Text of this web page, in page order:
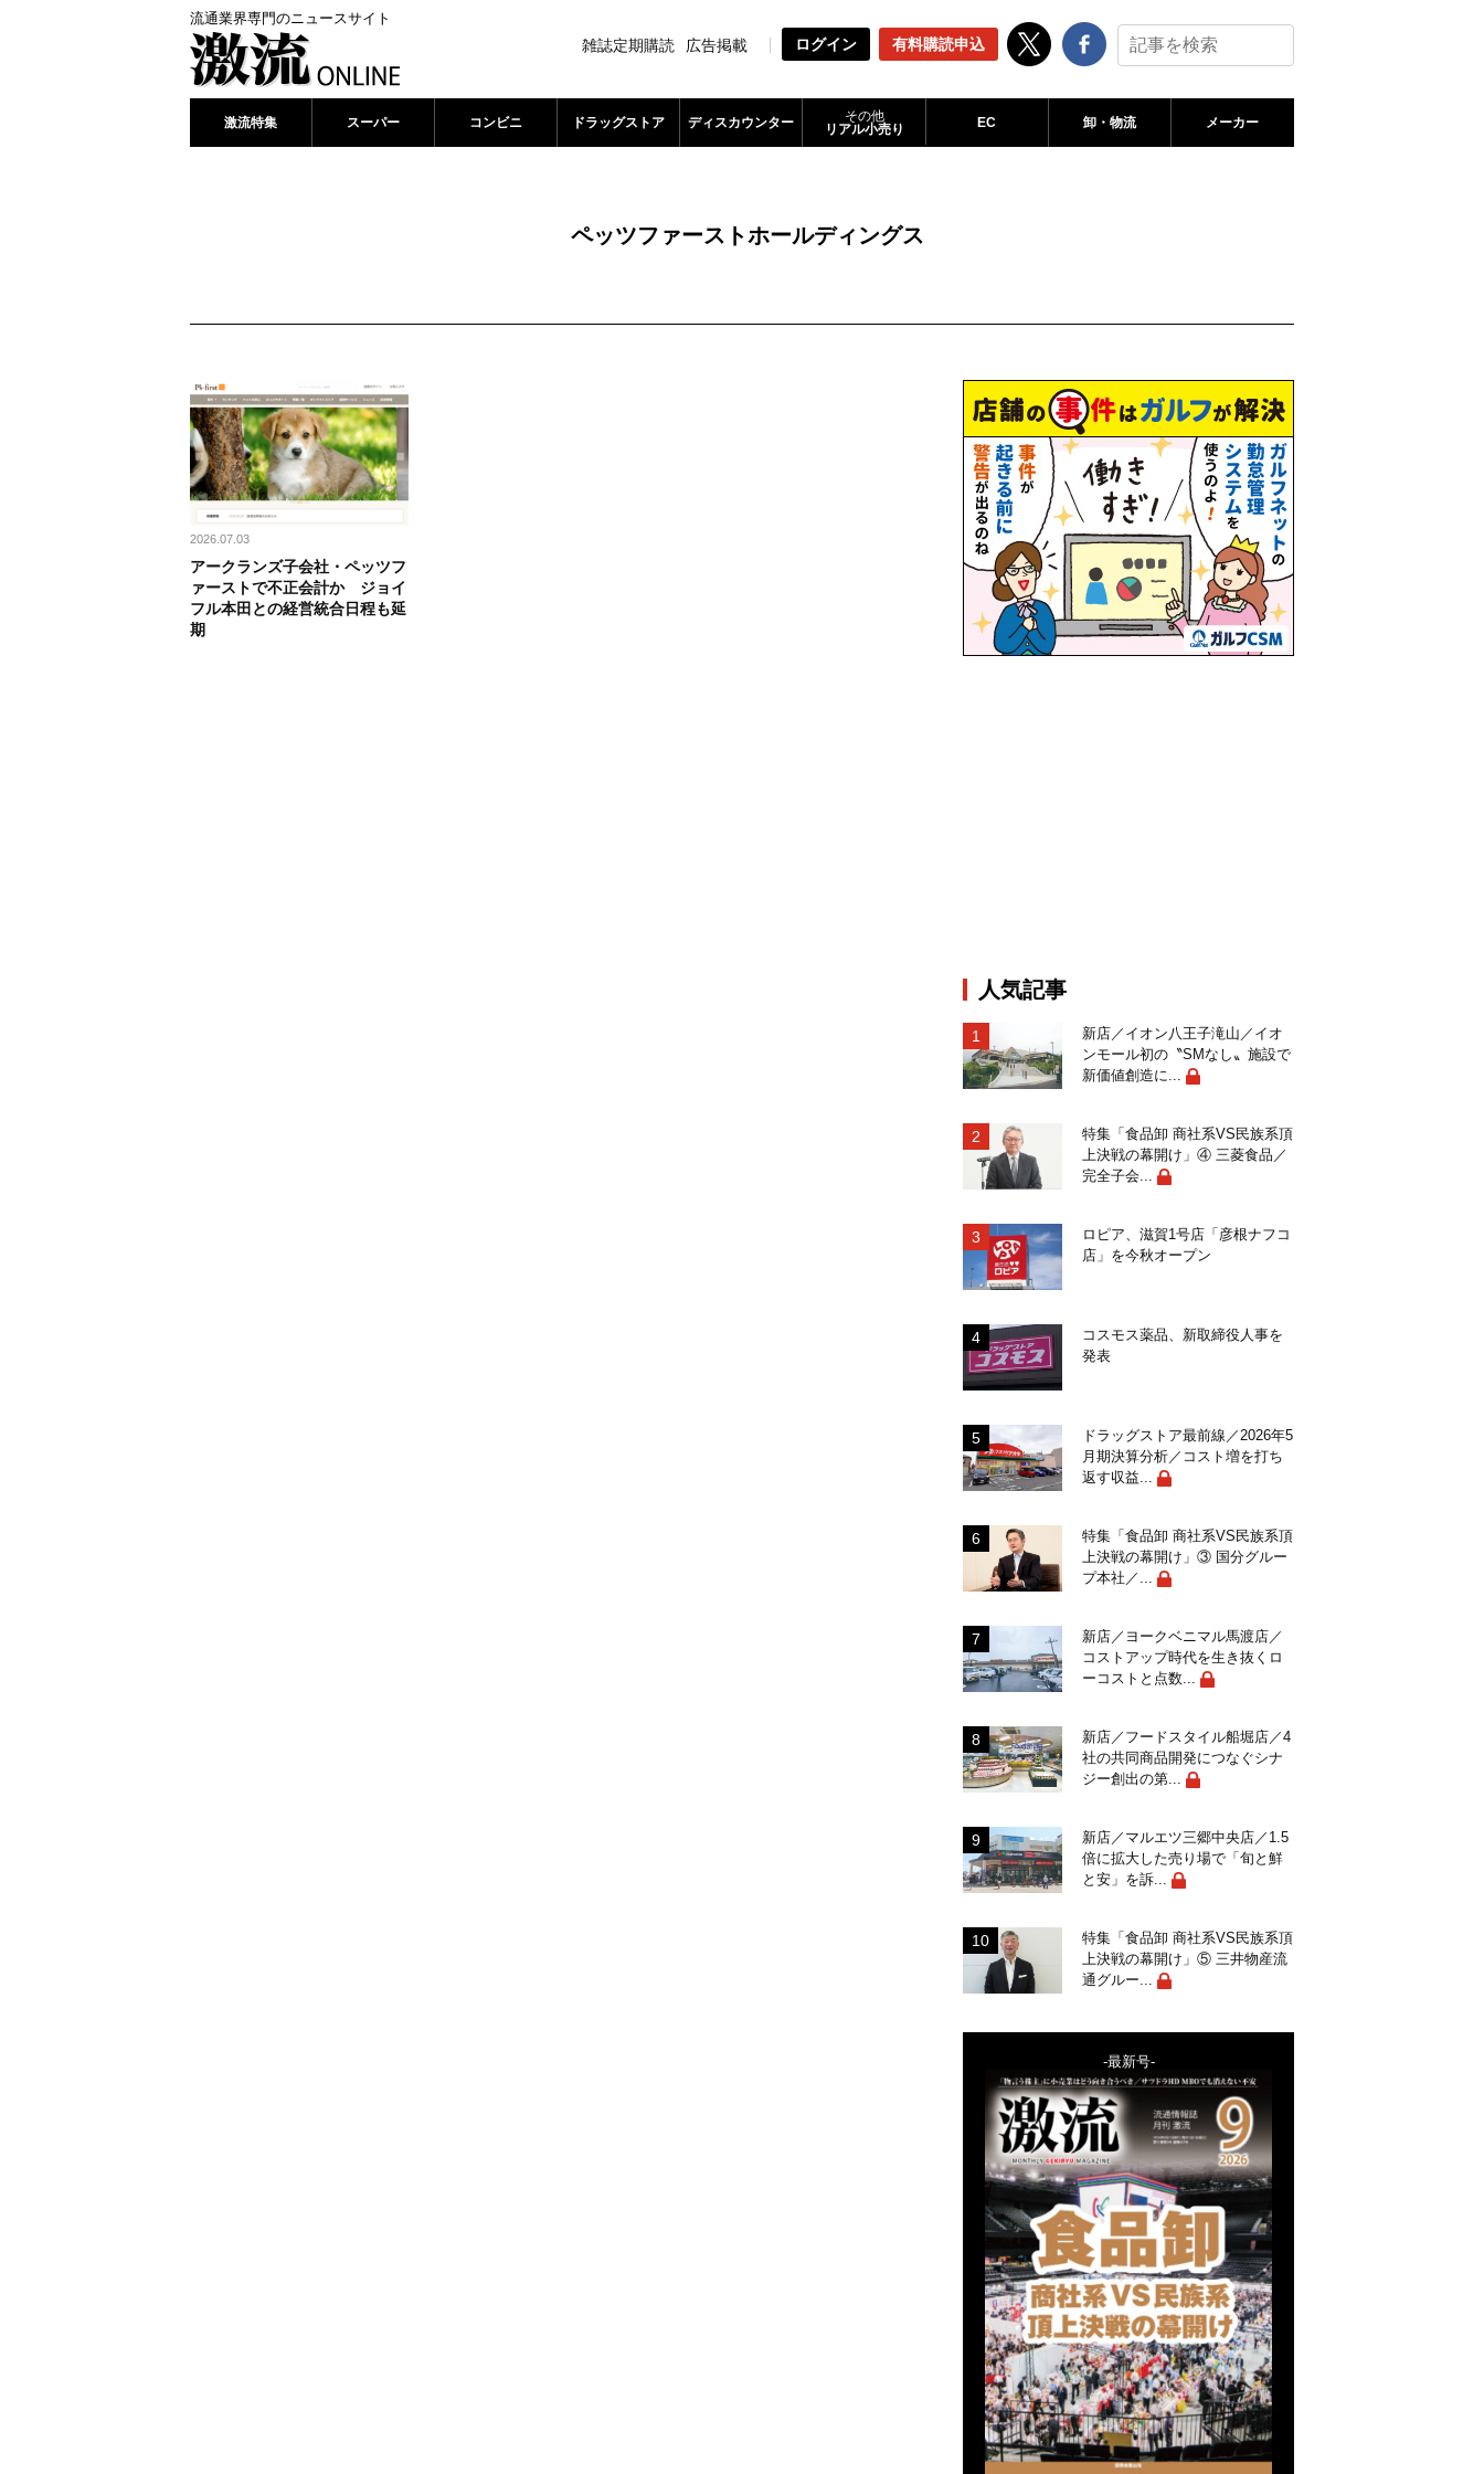
流通業界専門のニュースサイト
雑誌定期購読 広告掲載 ログイン 有料購読申込
激流特集 スーパー コンビニ ドラッグストア ディスカウンター
その他
リアル小売り
EC 卸・物流 メーカー
ペッツファーストホールディングス
2026.07.03
アークランズ子会社・ペッツフ
ァーストで不正会計か ジョイ
フル本田との経営統合日程も延
期
人気記事
新店／イオン八王子滝山／イオ
ンモール初の〝SMなし〟施設で
新価値創造に...
特集「食品卸 商社系VS民族系頂
上決戦の幕開け」④ 三菱食品／
完全子会...
ロピア、滋賀1号店「彦根ナフコ
店」を今秋オープン
コスモス薬品、新取締役人事を
発表
ドラッグストア最前線／2026年5
月期決算分析／コスト増を打ち
返す収益...
特集「食品卸 商社系VS民族系頂
上決戦の幕開け」③ 国分グルー
プ本社／...
新店／ヨークベニマル馬渡店／
コストアップ時代を生き抜くロ
ーコストと点数...
新店／フードスタイル船堀店／4
社の共同商品開発につなぐシナ
ジー創出の第...
新店／マルエツ三郷中央店／1.5
倍に拡大した売り場で「旬と鮮
と安」を訴...
特集「食品卸 商社系VS民族系頂
上決戦の幕開け」⑤ 三井物産流
通グルー...
-最新号-